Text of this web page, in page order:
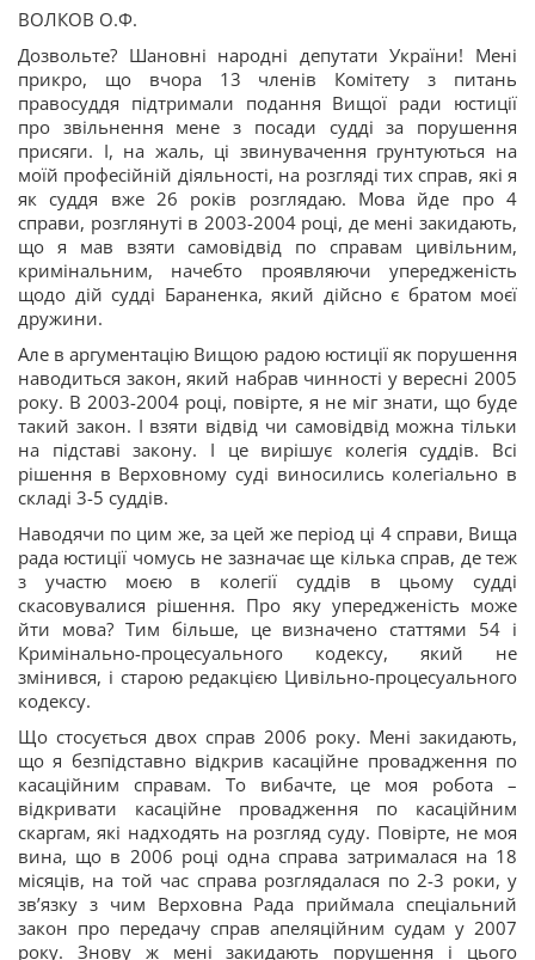
ВОЛКОВ О.Ф.
Дозвольте? Шановні народні депутати України! Мені
прикро, що вчора 13 членів Комітету з питань
правосуддя підтримали подання Вищої ради юстиції
про звільнення мене з посади судді за порушення
присяги. І, на жаль, ці звинувачення грунтуються на
моїй професійній діяльності, на розгляді тих справ, які я
як суддя вже 26 років розглядаю. Мова йде про 4
справи, розглянуті в 2003-2004 році, де мені закидають,
що я мав взяти самовідвід по справам цивільним,
кримінальним, начебто проявляючи упередженість
щодо дій судді Бараненка, який дійсно є братом моєї
дружини.
Але в аргументацію Вищою радою юстиції як порушення
наводиться закон, який набрав чинності у вересні 2005
року. В 2003-2004 році, повірте, я не міг знати, що буде
такий закон. І взяти відвід чи самовідвід можна тільки
на підставі закону. І це вирішує колегія суддів. Всі
рішення в Верховному суді виносились колегіально в
складі 3-5 суддів.
Наводячи по цим же, за цей же період ці 4 справи, Вища
рада юстиції чомусь не зазначає ще кілька справ, де теж
з участю моєю в колегії суддів в цьому судді
скасовувалися рішення. Про яку упередженість може
йти мова? Тим більше, це визначено статтями 54 і
Кримінально-процесуального кодексу, який не
змінився, і старою редакцією Цивільно-процесуального
кодексу.
Що стосується двох справ 2006 року. Мені закидають,
що я безпідставно відкрив касаційне провадження по
касаційним справам. То вибачте, це моя робота –
відкривати касаційне провадження по касаційним
скаргам, які надходять на розгляд суду. Повірте, не моя
вина, що в 2006 році одна справа затрималася на 18
місяців, на той час справа розглядалася по 2-3 роки, у
зв’язку з чим Верховна Рада приймала спеціальний
закон про передачу справ апеляційним судам у 2007
року. Знову ж мені закидають порушення і цього